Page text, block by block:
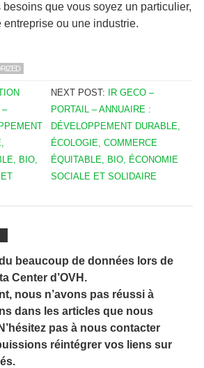
besoins que vous soyez un particulier,
ou une industrie.
–
BIO,
NEXT POST:
IR GECO –
PORTAIL – ANNUAIRE :
DÉVELOPPEMENT DURABLE,
ÉCOLOGIE, COMMERCE
ÉQUITABLE, BIO, ÉCONOMIE
SOCIALE ET SOLIDAIRE
beaucoup de données lors de
Center d’OVH.
nous n’avons pas réussi à
dans les articles que nous
pas à nous contacter
réintégrer vos liens sur